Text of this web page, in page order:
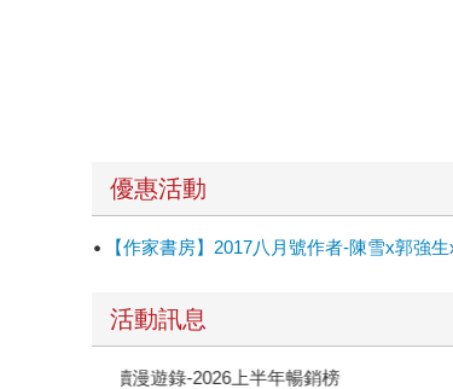
優惠活動
【作家書房】2017八月號作者-陳雪x郭強
活動訊息
教場電影版